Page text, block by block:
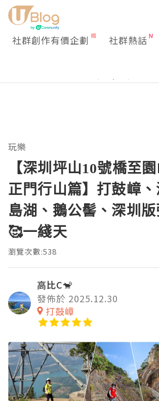
社群創作有價企劃 社群熱話
玩樂
【深圳坪山10號橋至
正門行山篇】打鼓嶂
島湖、鵝公髻、深圳
🥰一綫天
瀏覽次數:538
高比C🐒
發佈於 2025.12.30
打鼓嶂